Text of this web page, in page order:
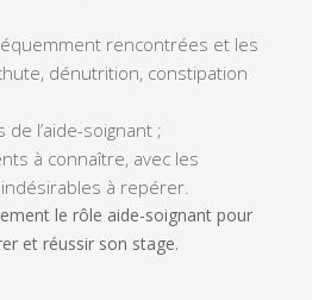
rencontrées et les
dénutrition, constipation
l’aide-soignant ;
à connaître, avec les
à repérer.
le rôle aide-soignant pour
et réussir son stage.